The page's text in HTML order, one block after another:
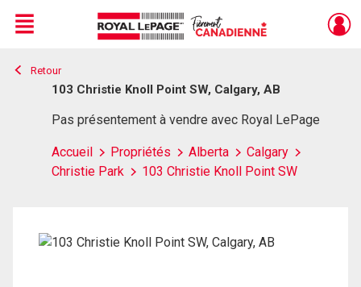
Live
En Direct
Menu
Retour
103 Christie Knoll Point SW, Calgary, AB
Pas présentement à vendre avec Royal LePage
Accueil Propriétés Alberta
Calgary
Christie Park
103 Christie Knoll Point SW